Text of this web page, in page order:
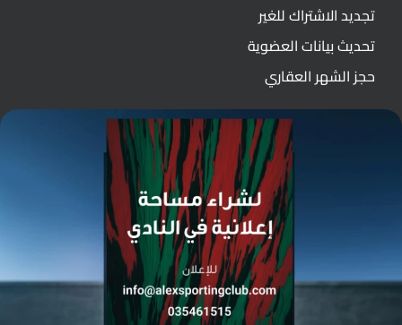
تجديد الاشتراك للغير
تحديث بيانات العضوية
حجز الشهر العقاري